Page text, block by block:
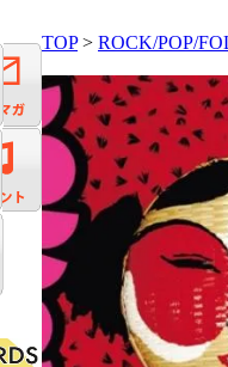
TOP> ROCK/POP/